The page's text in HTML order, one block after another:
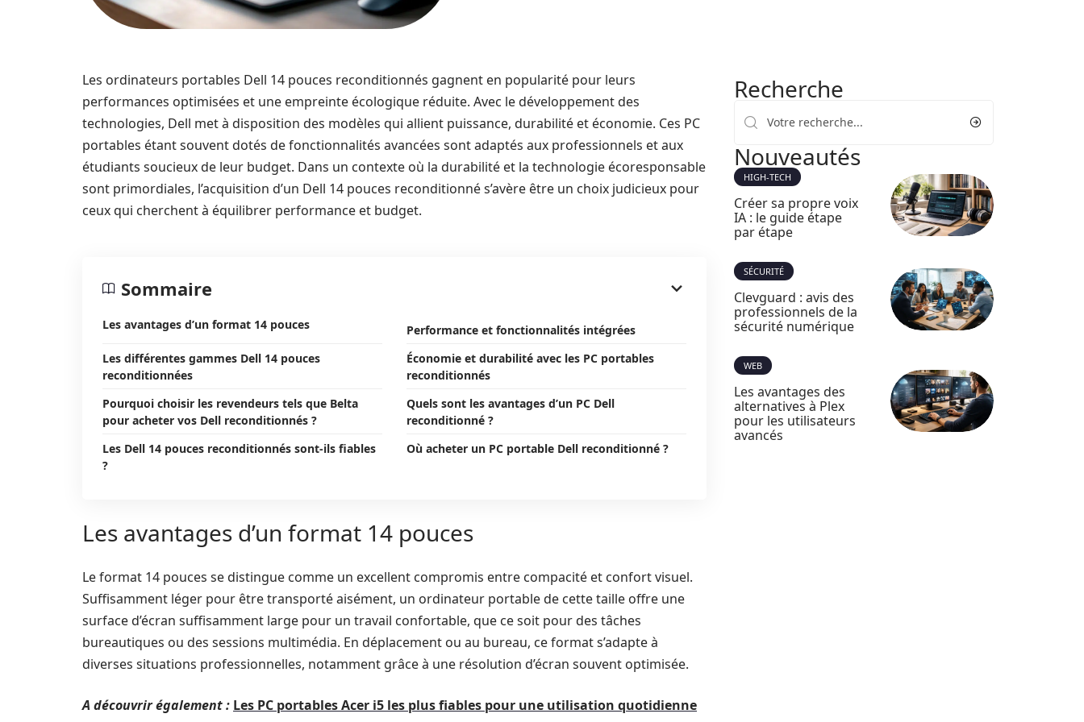
Les ordinateurs portables Dell 14 pouces reconditionnés gagnent en popularité pour leurs
performances optimisées et une empreinte écologique réduite. Avec le développement des
technologies, Dell met à disposition des modèles qui allient puissance, durabilité et économie. Ces PC
portables étant souvent dotés de fonctionnalités avancées sont adaptés aux professionnels et aux
étudiants soucieux de leur budget. Dans un contexte où la durabilité et la technologie écoresponsable
sont primordiales, l’acquisition d’un Dell 14 pouces reconditionné s’avère être un choix judicieux pour
ceux qui cherchent à équilibrer performance et budget.
Sommaire
Les avantages d’un format 14 pouces
Performance et fonctionnalités intégrées
Les différentes gammes Dell 14 pouces
reconditionnées
Économie et durabilité avec les PC portables
reconditionnés
Pourquoi choisir les revendeurs tels que Belta
pour acheter vos Dell reconditionnés ?
Quels sont les avantages d’un PC Dell
reconditionné ?
Les Dell 14 pouces reconditionnés sont-ils fiables
?
Où acheter un PC portable Dell reconditionné ?
Les avantages d’un format 14 pouces
Le format 14 pouces se distingue comme un excellent compromis entre compacité et confort visuel.
Suffisamment léger pour être transporté aisément, un ordinateur portable de cette taille offre une
surface d’écran suffisamment large pour un travail confortable, que ce soit pour des tâches
bureautiques ou des sessions multimédia. En déplacement ou au bureau, ce format s’adapte à
diverses situations professionnelles, notamment grâce à une résolution d’écran souvent optimisée.
A découvrir également : Les PC portables Acer i5 les plus fiables pour une utilisation quotidienne
Recherche
Nouveautés
HIGH-TECH
Créer sa propre voix
IA : le guide étape
par étape
SÉCURITÉ
Clevguard : avis des
professionnels de la
sécurité numérique
WEB
Les avantages des
alternatives à Plex
pour les utilisateurs
avancés